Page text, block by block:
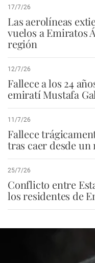
17/7/26
Las aerolíneas
vuelos a Emiratos
región
12/7/26
Fallece a los 24
emiratí Mustafa
11/7/26
Fallece
tras caer desde un
25/7/26
Conflicto entre
los residentes de